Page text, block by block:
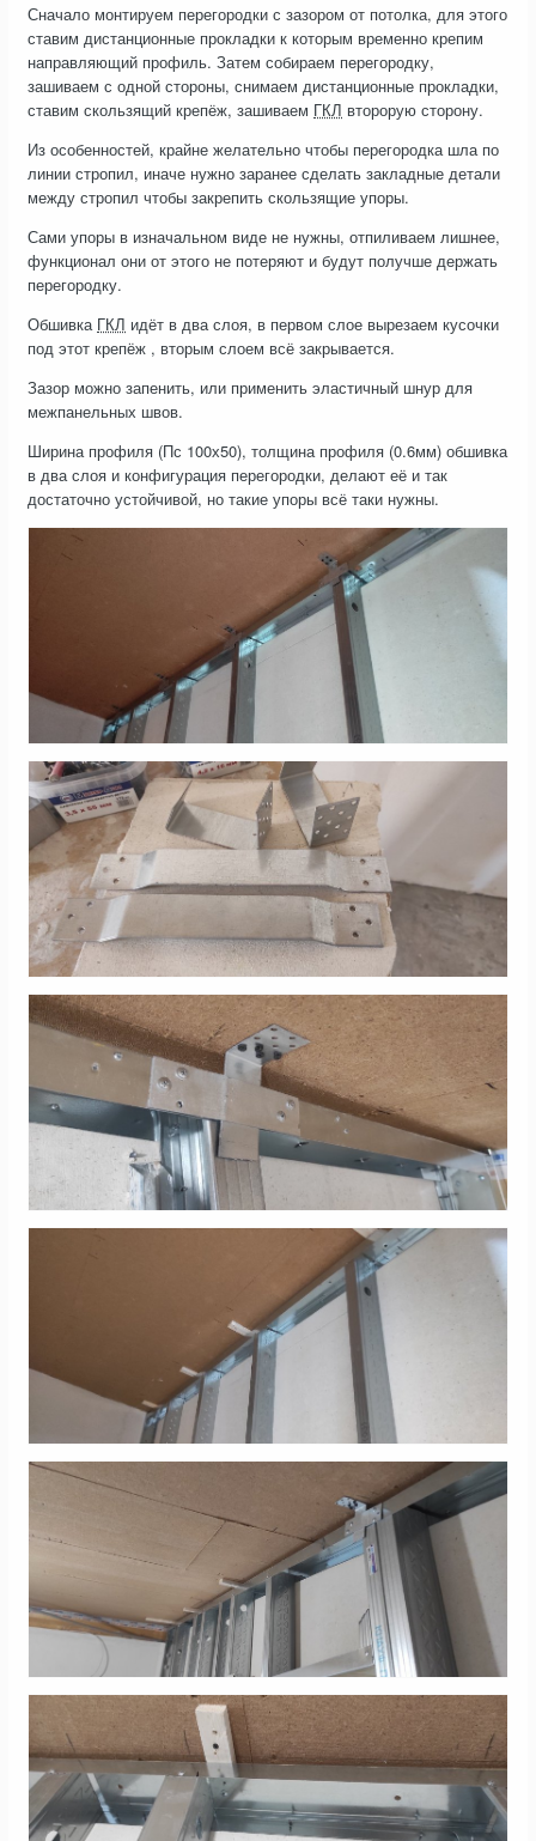
Сначало монтируем перегородки с зазором от потолка, для этого
ставим дистанционные прокладки к которым временно крепим
направляющий профиль. Затем собираем перегородку,
зашиваем с одной стороны, снимаем дистанционные прокладки,
ставим скользящий крепёж, зашиваем ГКЛ второрую сторону.
Из особенностей, крайне желательно чтобы перегородка шла по
линии стропил, иначе нужно заранее сделать закладные детали
между стропил чтобы закрепить скользящие упоры.
Сами упоры в изначальном виде не нужны, отпиливаем лишнее,
функционал они от этого не потеряют и будут получше держать
перегородку.
Обшивка ГКЛ идёт в два слоя, в первом слое вырезаем кусочки
под этот крепёж , вторым слоем всё закрывается.
Зазор можно запенить, или применить эластичный шнур для
межпанельных швов.
Ширина профиля (Пс 100х50), толщина профиля (0.6мм) обшивка
в два слоя и конфигурация перегородки, делают её и так
достаточно устойчивой, но такие упоры всё таки нужны.